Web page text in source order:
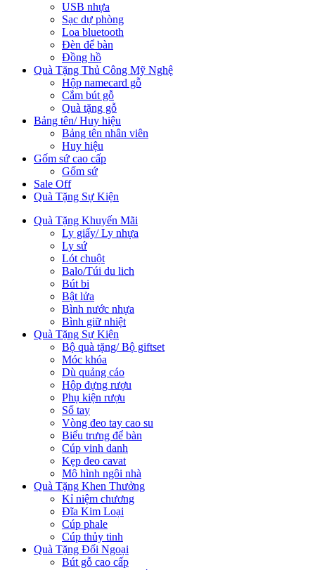
USB nhựa
Sạc dự phòng
Loa bluetooth
Đèn để bàn
Đồng hồ
Quà Tặng Thủ Công Mỹ Nghệ
Hộp namecard gỗ
Cắm bút gỗ
Quà tặng gỗ
Bảng tên/ Huy hiệu
Bảng tên nhân viên
Huy hiệu
Gốm sứ cao cấp
Gốm sứ
Sale Off
Quà Tặng Sự Kiện
Quà Tặng Khuyến Mãi
Ly giấy/ Ly nhựa
Ly sứ
Lót chuột
Balo/Túi du lich
Bút bi
Bật lửa
Bình nước nhựa
Bình giữ nhiệt
Quà Tặng Sự Kiện
Bộ quà tặng/ Bộ giftset
Móc khóa
Dù quảng cáo
Hộp đựng rượu
Phụ kiện rượu
Sổ tay
Vòng đeo tay cao su
Biểu trưng để bàn
Cúp vinh danh
Kẹp đeo cavat
Mô hình ngôi nhà
Quà Tặng Khen Thưởng
Kỉ niệm chương
Đĩa Kim Loại
Cúp phale
Cúp thủy tinh
Quà Tặng Đối Ngoại
Bút gỗ cao cấp